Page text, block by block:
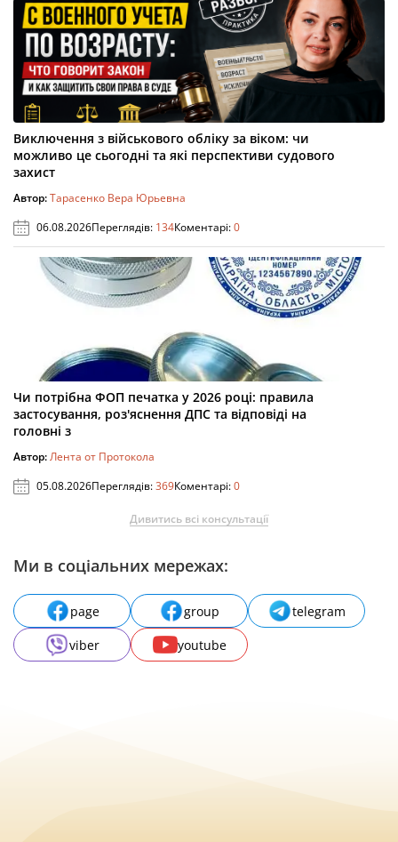
Виключення з військового обліку за віком: чи
можливо це сьогодні та які перспективи судового
захист
Автор:Тарасенко Вера Юрьевна
06.08.2026Переглядів: 134Коментарі:0
Чи потрібна ФОП печатка у 2026 році: правила
застосування, роз'яснення ДПС та відповіді на
головні з
Автор:Лента от Протокола
05.08.2026Переглядів:369Коментарі:0
Дивитись всі консультації
Ми в соціальних мережах:
page group
telegram
viber
youtube